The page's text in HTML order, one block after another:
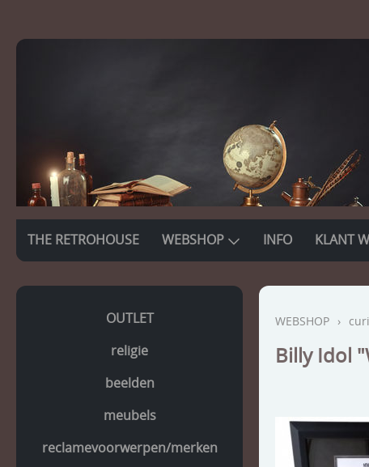
THE RETROHOUSE WEBSHOP INFO KLANT
OUTLET
religie
beelden
meubels
reclamevoorwerpen/merken
WEBSHOP ›
Billy Idol